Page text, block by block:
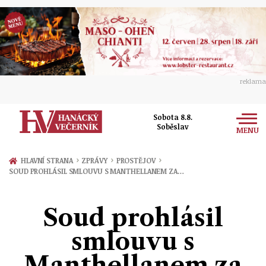
reklama
Sobota 8.8.
Soběslav
MENU
Zprávy
Prostějov
Politika
Kultura
Ženy
Sport
HLAVNÍ STRANA › ZPRÁVY › PROSTĚJOV ›
SOUD PROHLÁSIL SMLOUVU S MANTHELLANEM ZA…
Soud prohlásil
smlouvu s